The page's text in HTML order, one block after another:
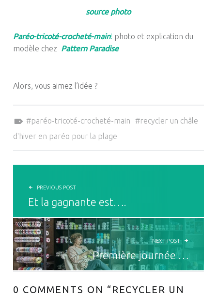
source photo
Paréo-tricoté-crocheté-main! photo et explication du
modèle chez Pattern Paradise
Alors, vous aimez l’idée ?
paréo-tricoté-crocheté-main
recycler un châle
d'hiver en paréo pour la plage
NAVIGATION DE L’ARTICLE
PREVIOUS POST
Et la gagnante est….
NEXT POST
Première journée …
0 COMMENTS ON “ RECYCLER UN